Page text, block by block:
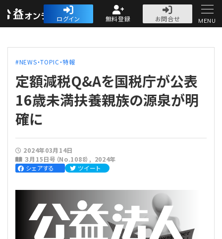
公益・一般法人オ
ログイン 無料登録
お問合せ
人気記事
法人運営
評議員会・社員総会
会計・税務
定期提出書類
労務
MENU
NEWS・TOPIC・特報
定額減税Q&Aを国税庁が公表
16歳未満扶養親族の源泉が明
確に
2024年03月14日
３月15日号（No.1088）
2024年
シェアする
ツイート